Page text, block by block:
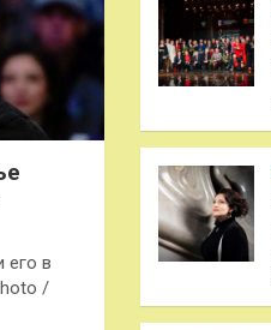
его в
/